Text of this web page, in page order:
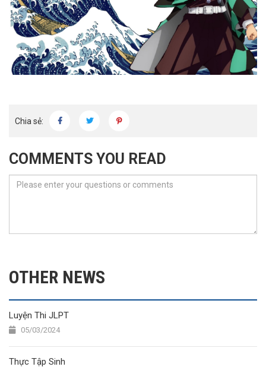
Chia sẻ:
COMMENTS YOU READ
OTHER NEWS
Luyện Thi JLPT
05/03/2024
Thực Tập Sinh